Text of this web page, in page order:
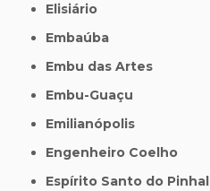
Elisiário
Embaúba
Embu das Artes
Embu-Guaçu
Emilianópolis
Engenheiro Coelho
Espírito Santo do Pinhal